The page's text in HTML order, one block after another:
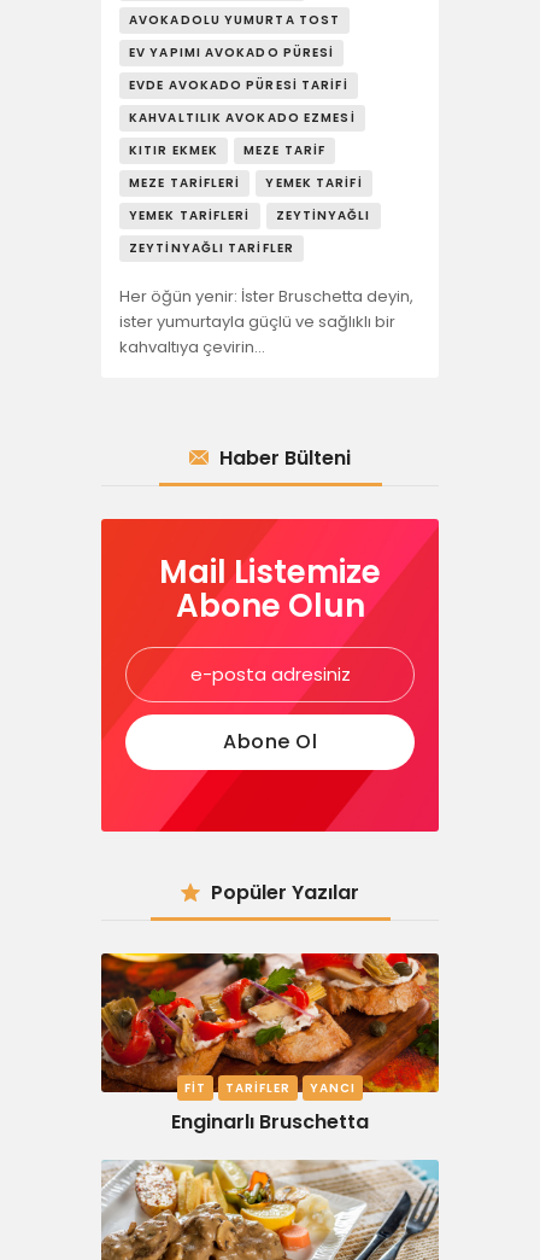
AVOKADOLU YUMURTA TOST
EV YAPIMI AVOKADO PÜRESI
EVDE AVOKADO PÜRESI TARIFI
KAHVALTILIK AVOKADO EZMESI
KITIR EKMEK
MEZE TARIF
MEZE TARIFLERI
YEMEK TARIFI
YEMEK TARIFLERI
ZEYTINYAĞLI
ZEYTINYAĞLI TARIFLER
Her öğün yenir: İster Bruschetta deyin,
ister yumurtayla güçlü ve sağlıklı bir
kahvaltıya çevirin…
Haber Bülteni
Mail Listemize
Abone Olun
Popüler Yazılar
FIT TARIFLER YANCI
Enginarlı Bruschetta